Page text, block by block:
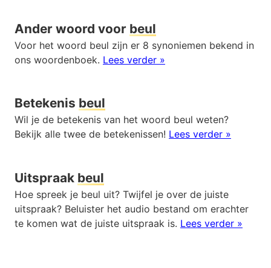
Ander woord voor beul
Voor het woord beul zijn er 8 synoniemen bekend in
ons woordenboek. Lees verder »
Betekenis beul
Wil je de betekenis van het woord beul weten?
Bekijk alle twee de betekenissen! Lees verder »
Uitspraak beul
Hoe spreek je beul uit? Twijfel je over de juiste
uitspraak? Beluister het audio bestand om erachter
te komen wat de juiste uitspraak is. Lees verder »